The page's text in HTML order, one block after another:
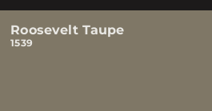
Roosevelt Taupe
1539